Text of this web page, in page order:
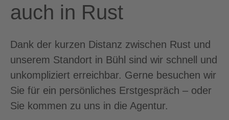
auch in Rust
Dank der kurzen Distanz zwischen Rust und
unserem Standort in Bühl sind wir schnell und
unkompliziert erreichbar. Gerne besuchen wir
Sie für ein persönliches Erstgespräch – oder
Sie kommen zu uns in die Agentur.